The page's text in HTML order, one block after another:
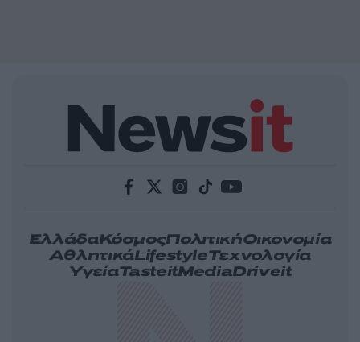
ΕλλάδαΚόσμοςΠολιτικήΟικονομία
ΑθλητικάLifestyleΤεχνολογία
ΥγείαTasteitMediaDriveit